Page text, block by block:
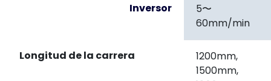
Inversor
5〜
60mm/min
Longitud de la carrera
1200mm,
1500mm,